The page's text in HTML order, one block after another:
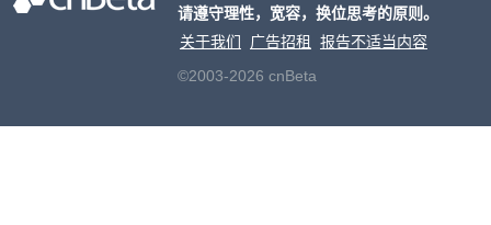
请遵守理性，宽容，换位思考的原则。
关于我们
广告招租
报告不适当内容
©2003-2026 cnBeta